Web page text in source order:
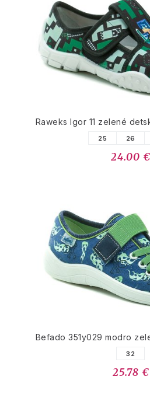
Raweks Igor 11 zelené
25 26
24.00 €
Befado 351y029 modro
32
25.78 €